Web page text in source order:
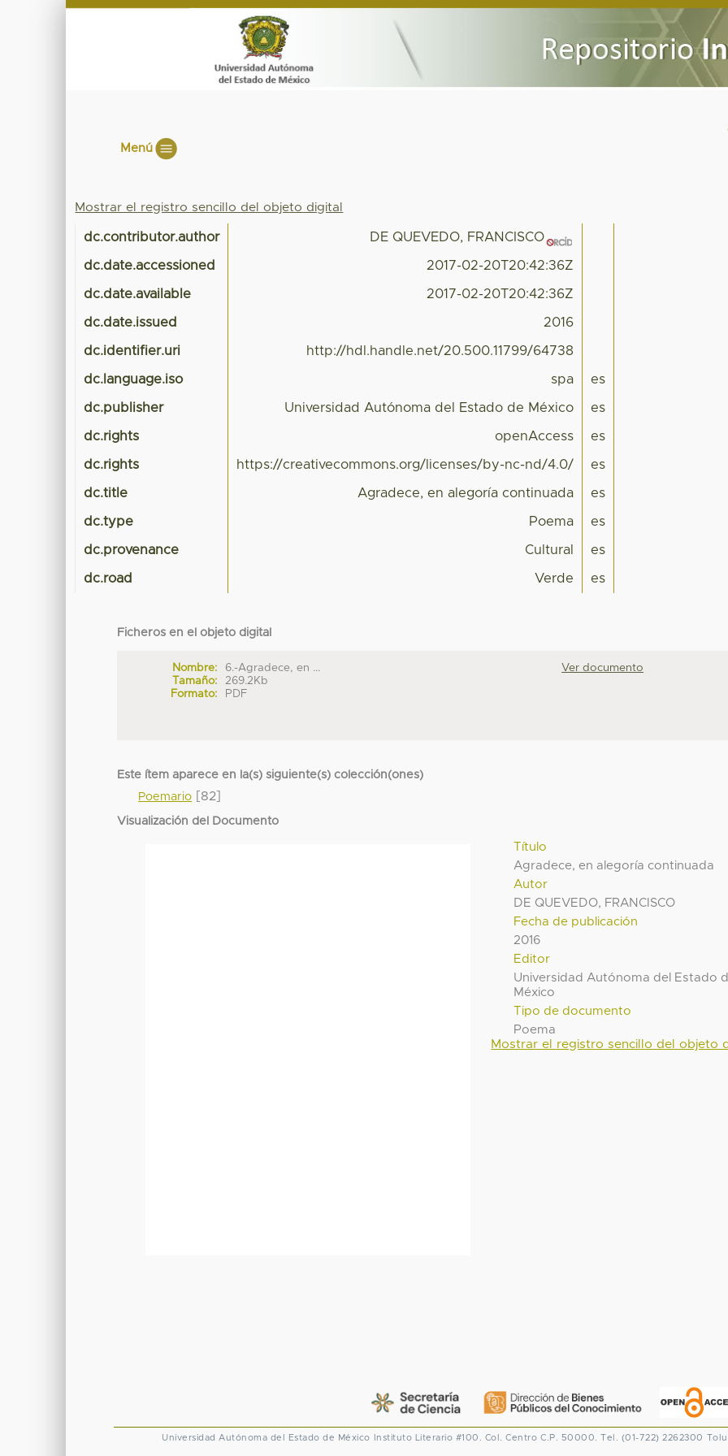
Menú
Mostrar el registro sencillo del objeto digital
dc.contributor.author DE QUEVEDO, FRANCISCO
dc.date.accessioned 2017-02-20T20:42:36Z
dc.date.available 2017-02-20T20:42:36Z
dc.date.issued 2016
dc.identifier.uri http://hdl.handle.net/20.500.11799/64738
dc.language.iso spa es
dc.publisher Universidad Autónoma del Estado de México es
dc.rights openAccess es
dc.rights https://creativecommons.org/licenses/by-nc-nd/4.0/ es
dc.title Agradece, en alegoría continuada es
dc.type Poema es
dc.provenance Cultural es
dc.road Verde es
Ficheros en el objeto digital
Nombre:
6.-Agradece, en ...
Tamaño:
269.2Kb
Formato:
PDF
Ver documento
Este ítem aparece en la(s) siguiente(s) colección(ones)
Poemario [82]
Visualización del Documento
Título
Agradece, en alegoría continuada
Autor
DE QUEVEDO, FRANCISCO
Fecha de publicación
2016
Editor
Universidad Autónoma del Estado
México
Tipo de documento
Poema
Mostrar el registro sencillo del objeto
Universidad Autónoma del Estado de México Instituto Literario #100. Col. Centro C.P. 50000. Tel. (01-722) 2262300